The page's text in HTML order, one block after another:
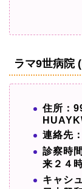
ラマ9世病院
住所：
連絡先
診察時
来２４
キャシ